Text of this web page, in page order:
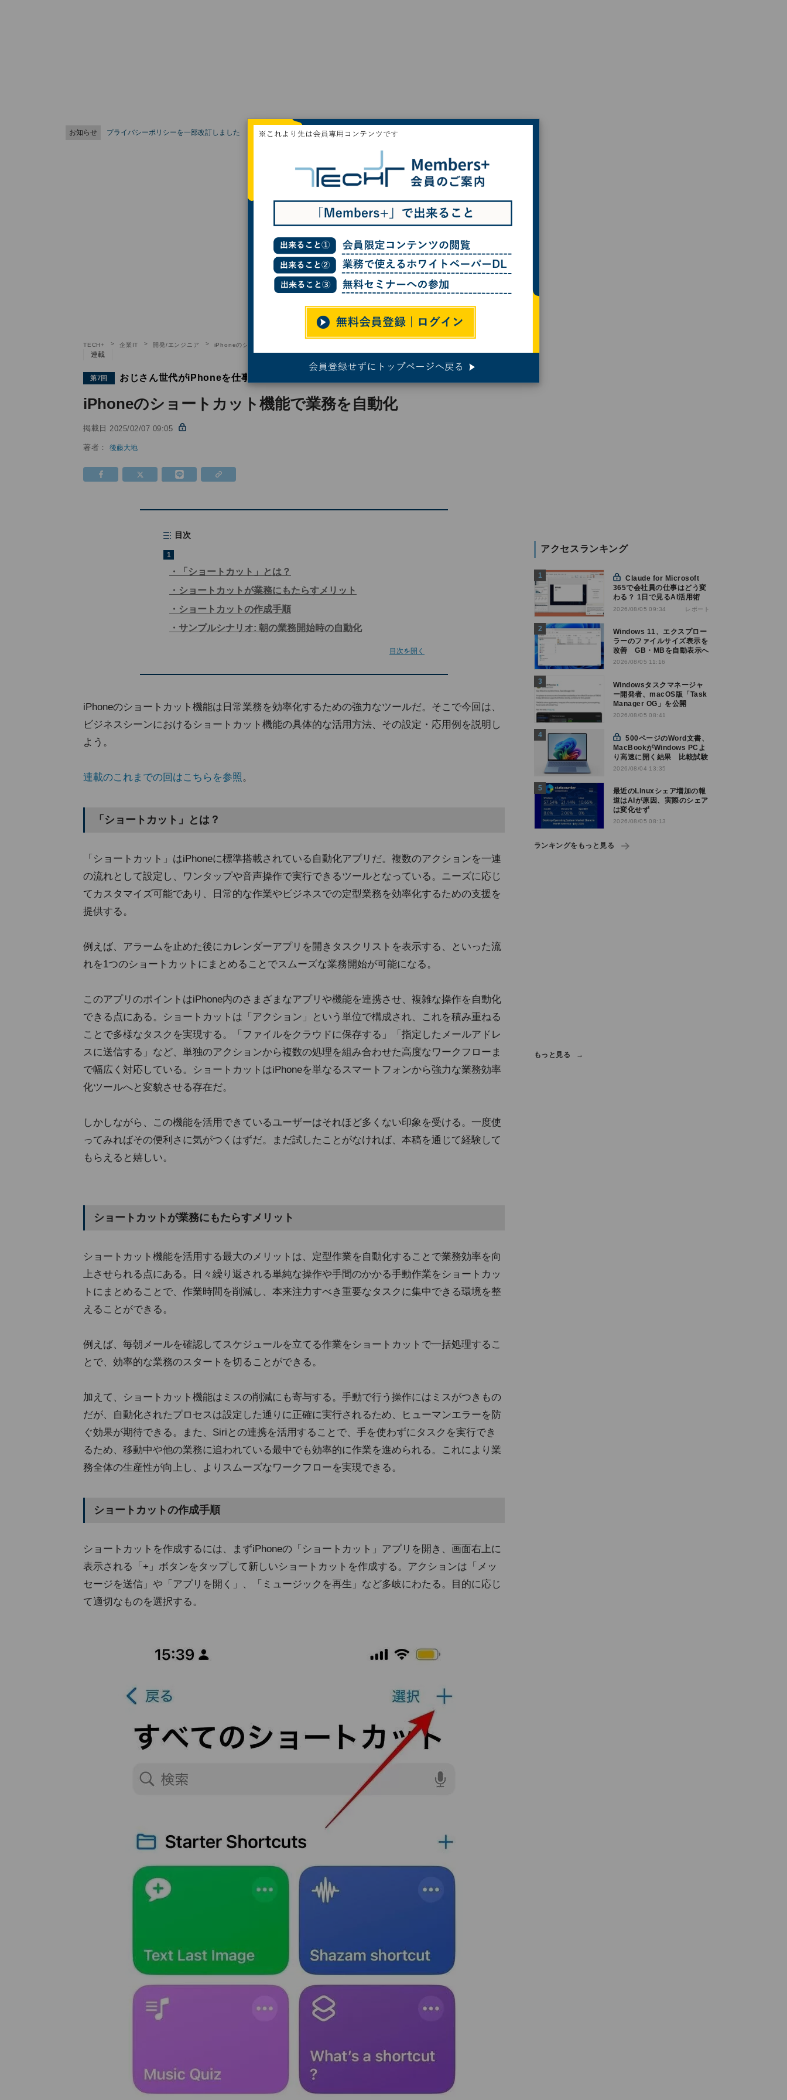
お知らせ プライバシーポリシーを一部改訂しました
TECH+ 企業IT 開発/エンジニア iPhoneのショートカット機能で業務を自動化
連載
第7回 おじさん世代がiPhoneを仕事で使いこなす
iPhoneのショートカット機能で業務を自動化
掲載日 2025/02/07 09:05
著者：後藤大地
目次
1
「ショートカット」とは？
ショートカットが業務にもたらすメリット
ショートカットの作成手順
サンプルシナリオ: 朝の業務開始時の自動化
目次を開く
iPhoneのショートカット機能は日常業務を効率化するための強力なツールだ。そこで今回は、
ビジネスシーンにおけるショートカット機能の具体的な活用方法、その設定・応用例を説明し
よう。
連載のこれまでの回はこちらを参照。
「ショートカット」とは？
「ショートカット」はiPhoneに標準搭載されている自動化アプリだ。複数のアクションを一連
の流れとして設定し、ワンタップや音声操作で実行できるツールとなっている。ニーズに応じ
てカスタマイズ可能であり、日常的な作業やビジネスでの定型業務を効率化するための支援を
提供する。
例えば、アラームを止めた後にカレンダーアプリを開きタスクリストを表示する、といった流
れを1つのショートカットにまとめることでスムーズな業務開始が可能になる。
このアプリのポイントはiPhone内のさまざまなアプリや機能を連携させ、複雑な操作を自動化
できる点にある。ショートカットは「アクション」という単位で構成され、これを積み重ねる
ことで多様なタスクを実現する。「ファイルをクラウドに保存する」「指定したメールアドレ
スに送信する」など、単独のアクションから複数の処理を組み合わせた高度なワークフローま
で幅広く対応している。ショートカットはiPhoneを単なるスマートフォンから強力な業務効率
化ツールへと変貌させる存在だ。
しかしながら、この機能を活用できているユーザーはそれほど多くない印象を受ける。一度使
ってみればその便利さに気がつくはずだ。まだ試したことがなければ、本稿を通じて経験して
もらえると嬉しい。
ショートカットが業務にもたらすメリット
ショートカット機能を活用する最大のメリットは、定型作業を自動化することで業務効率を向
上させられる点にある。日々繰り返される単純な操作や手間のかかる手動作業をショートカッ
トにまとめることで、作業時間を削減し、本来注力すべき重要なタスクに集中できる環境を整
えることができる。
例えば、毎朝メールを確認してスケジュールを立てる作業をショートカットで一括処理するこ
とで、効率的な業務のスタートを切ることができる。
加えて、ショートカット機能はミスの削減にも寄与する。手動で行う操作にはミスがつきもの
だが、自動化されたプロセスは設定した通りに正確に実行されるため、ヒューマンエラーを防
ぐ効果が期待できる。また、Siriとの連携を活用することで、手を使わずにタスクを実行でき
るため、移動中や他の業務に追われている最中でも効率的に作業を進められる。これにより業
務全体の生産性が向上し、よりスムーズなワークフローを実現できる。
ショートカットの作成手順
ショートカットを作成するには、まずiPhoneの「ショートカット」アプリを開き、画面右上に
表示される「+」ボタンをタップして新しいショートカットを作成する。アクションは「メッ
セージを送信」や「アプリを開く」、「ミュージックを再生」など多岐にわたる。目的に応じ
て適切なものを選択する。
アクセスランキング
Claude for Microsoft
365で会社員の仕事はどう変
わる？ 1日で見るAI活用術
2026/08/05 09:34 レポート
Windows 11、エクスプロー
ラーのファイルサイズ表示を
改善 GB・MBを自動表示へ
2026/08/05 11:16
Windowsタスクマネージャ
ー開発者、macOS版「Task
Manager OG」を公開
2026/08/05 08:41
500ページのWord文書、
MacBookがWindows PCよ
り高速に開く結果 比較試験
2026/08/04 13:35
最近のLinuxシェア増加の報
道はAIが原因、実際のシェア
は変化せず
2026/08/05 08:13
ランキングをもっと見る
もっと見る